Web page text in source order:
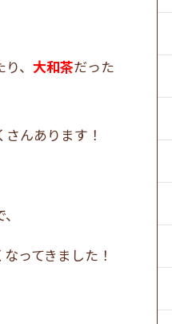
、 大和茶だった
んあります！
ってきました！